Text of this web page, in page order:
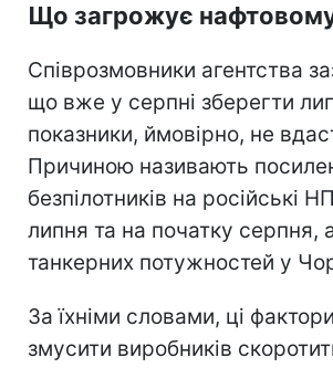
Що загрожує
Співрозмовники агентства
що вже у серпні зберегти
показники, ймовірно, не
Причиною називають
безпілотників на російські
липня та на початку серпня,
танкерних потужностей у
За їхніми словами, ці
змусити виробників